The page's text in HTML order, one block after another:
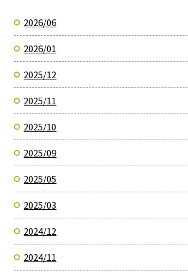
2026/06
2026/01
2025/12
2025/11
2025/10
2025/09
2025/05
2025/03
2024/12
2024/11